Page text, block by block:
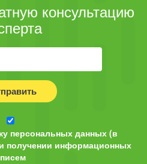
консультацию
персональных данных (в
получении информационных
писем